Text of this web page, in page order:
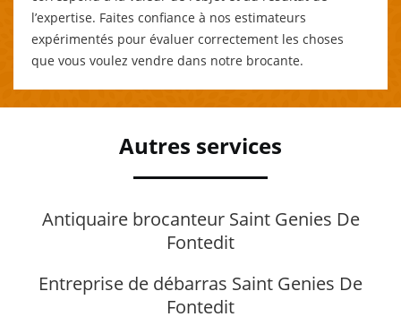
l’expertise. Faites confiance à nos estimateurs
expérimentés pour évaluer correctement les choses
que vous voulez vendre dans notre brocante.
Autres services
Antiquaire brocanteur Saint Genies De
Fontedit
Entreprise de débarras Saint Genies De
Fontedit